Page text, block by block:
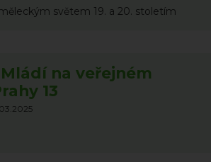
světem 19. a 20. stoletím
na veřejném
13